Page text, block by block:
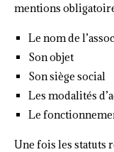
mentions
Le nom de
Son objet
Son siège social
Les modalités
Le
Une fois les statuts